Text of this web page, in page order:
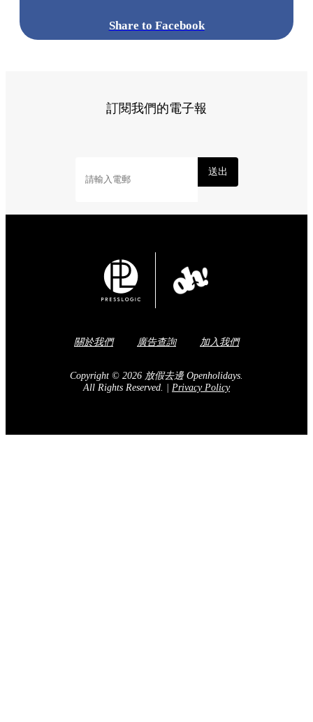
Share to Facebook
訂閱我們的電子報
送出
關於我們 廣告查詢 加入我們
Copyright © 2026 放假去邊 Openholidays.
All Rights Reserved. | Privacy Policy